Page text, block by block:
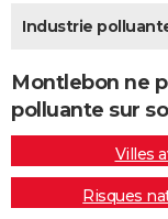
Destinations
City break
Voyage nature
Voyage de noces
Forum
Climat
+PHOTO
GUIDES D'ACHAT
BONS PLANS
CARTE DE VOEUX
Carte de Noël
Carte Bonne année
Carte Saint-Valentin
Carte Pâques
Carte d'anniversaire
DICTIONNAIRE
Industrie
Montlebon ne
polluante sur
Villes
Risques